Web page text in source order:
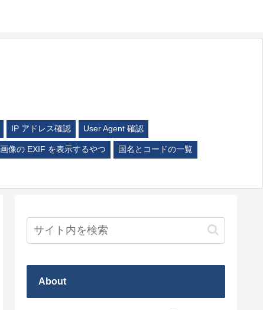
IP アドレス確認 User Agent 確認
画像の EXIF を表示するやつ 国名とコードの一覧
About